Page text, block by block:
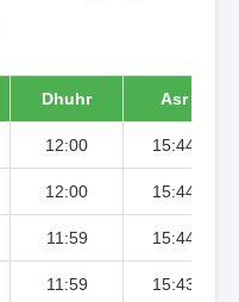
Dhuhr Asr
12:00 15:44
12:00 15:44
11:59 15:44
11:59 15:43